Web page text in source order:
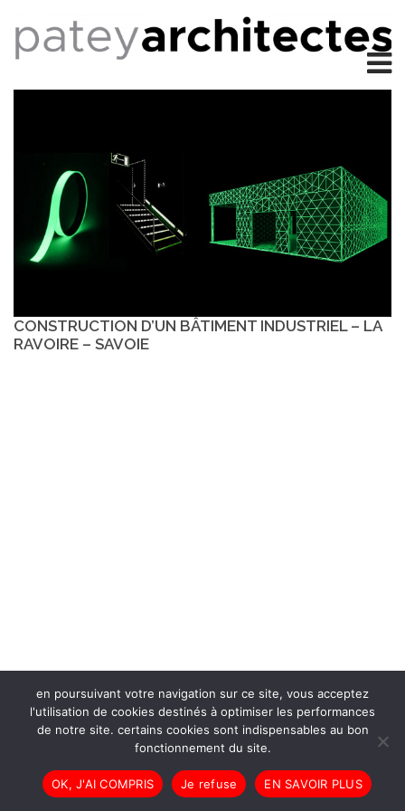
CONSTRUCTION D’UN BÂTIMENT INDUSTRIEL – LA
RAVOIRE – SAVOIE
en poursuivant votre navigation sur ce site, vous acceptez
l'utilisation de cookies destinés à optimiser les performances
de notre site. certains cookies sont indispensables au bon
fonctionnement du site.
OK, J'AI COMPRIS Je refuse EN SAVOIR PLUS